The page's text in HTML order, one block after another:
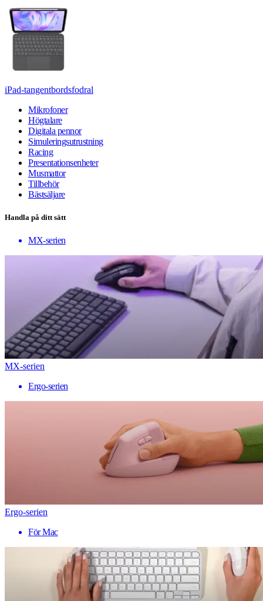
iPad-tangentbordsfodral
Mikrofoner
Högtalare
Digitala pennor
Simuleringsutrustning
Racing
Presentationsenheter
Musmattor
Tillbehör
Bästsäljare
Handla på ditt sätt
MX-serien
MX-serien
Ergo-serien
Ergo-serien
För Mac